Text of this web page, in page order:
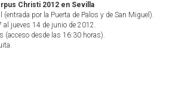
Christi 2012 en Sevilla
(entrada por la Puerta de Palos y de San Miguel).
al jueves 14 de junio de 2012.
(acceso desde las 16:30 horas).